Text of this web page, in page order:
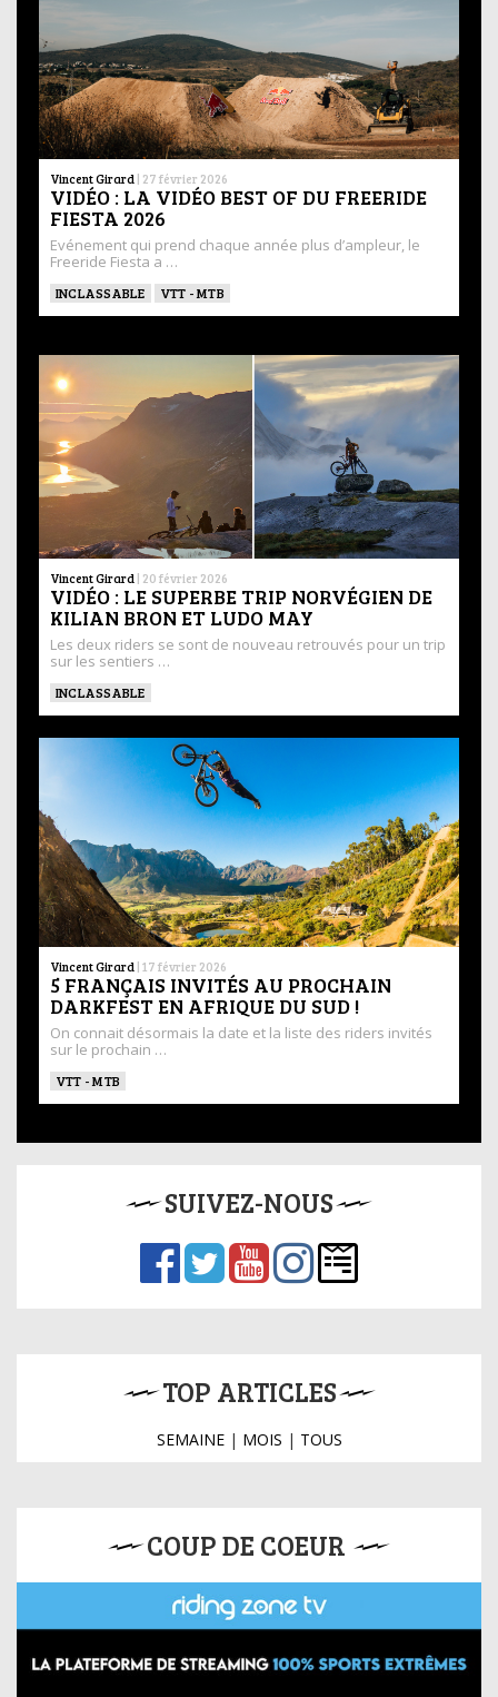
Vincent Girard | 27 février 2026
VIDÉO : LA VIDÉO BEST OF DU FREERIDE
FIESTA 2026
Evénement qui prend chaque année plus d’ampleur, le
Freeride Fiesta a …
INCLASSABLE VTT - MTB
Vincent Girard | 20 février 2026
VIDÉO : LE SUPERBE TRIP NORVÉGIEN DE
KILIAN BRON ET LUDO MAY
Les deux riders se sont de nouveau retrouvés pour un trip
sur les sentiers …
INCLASSABLE
Vincent Girard | 17 février 2026
5 FRANÇAIS INVITÉS AU PROCHAIN
DARKFEST EN AFRIQUE DU SUD !
On connait désormais la date et la liste des riders invités
sur le prochain …
VTT - MTB
SUIVEZ-NOUS
TOP ARTICLES
SEMAINE| MOIS | TOUS
COUP DE COEUR